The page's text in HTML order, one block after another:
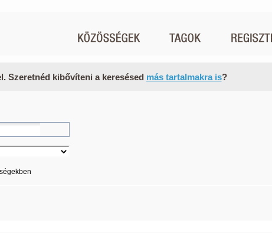
Szeretnéd kibővíteni a keresésed más tartalmakra is?